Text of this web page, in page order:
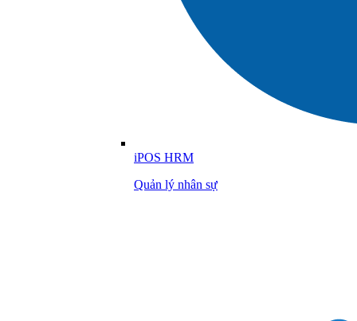
iPOS HRM
Quản lý nhân sự